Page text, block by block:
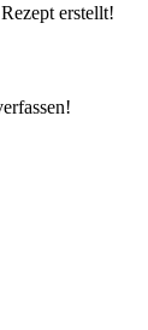
erstellt!